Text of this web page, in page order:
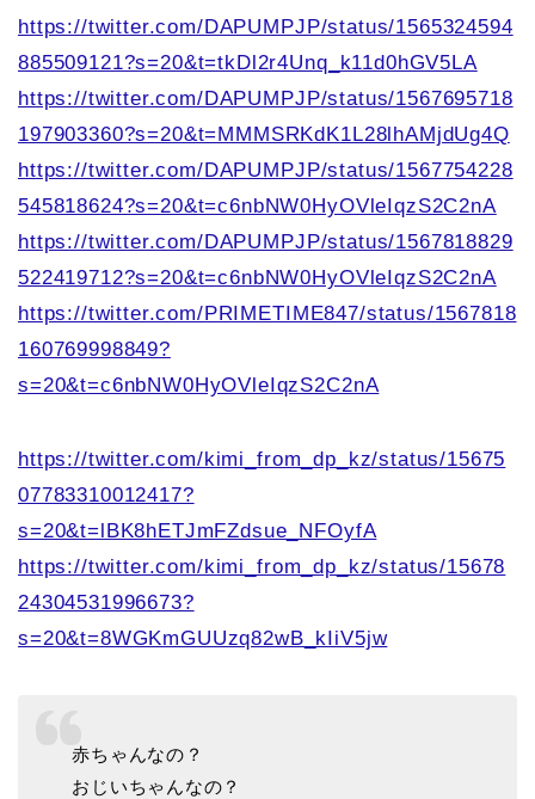
https://twitter.com/DAPUMPJP/status/1565324594
885509121?s=20&t=tkDl2r4Unq_k11d0hGV5LA
https://twitter.com/DAPUMPJP/status/1567695718
197903360?s=20&t=MMMSRKdK1L28lhAMjdUg4Q
https://twitter.com/DAPUMPJP/status/1567754228
545818624?s=20&t=c6nbNW0HyOVleIqzS2C2nA
https://twitter.com/DAPUMPJP/status/1567818829
522419712?s=20&t=c6nbNW0HyOVleIqzS2C2nA
https://twitter.com/PRIMETIME847/status/1567818
160769998849?
s=20&t=c6nbNW0HyOVleIqzS2C2nA
https://twitter.com/kimi_from_dp_kz/status/15675
07783310012417?
s=20&t=lBK8hETJmFZdsue_NFOyfA
https://twitter.com/kimi_from_dp_kz/status/15678
24304531996673?
s=20&t=8WGKmGUUzq82wB_kIiV5jw
赤ちゃんなの？
おじいちゃんなの？